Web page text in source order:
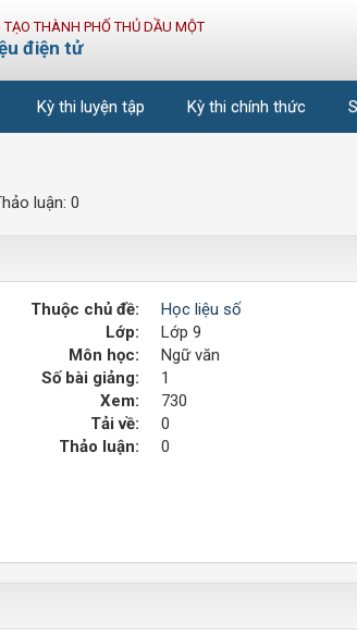
THÀNH PHỐ THỦ DẦU MỘT
điện tử
Kỳ thi luyện tập Kỳ thi chính thức
luận: 0
Thuộc chủ đề:
Học liệu số
Lớp:
Lớp 9
Môn học:
Ngữ văn
Số bài giảng:
1
Xem:
730
Tải về:
0
Thảo luận:
0